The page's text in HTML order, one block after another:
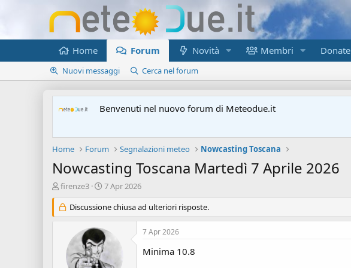
Home Forum Novità Membri Donate
Nuovi messaggi Cerca nel forum
Benvenuti nel nuovo forum di Meteodue.it
Home Forum Segnalazioni meteo Nowcasting Toscana
Nowcasting Toscana Martedì 7 Aprile 2026
A
t
o
firenze3
D
t
a
d
'
i
n
7 Apr 2026
Discussione chiusa ad ulteriori risposte.
7 Apr 2026
Minima 10.8